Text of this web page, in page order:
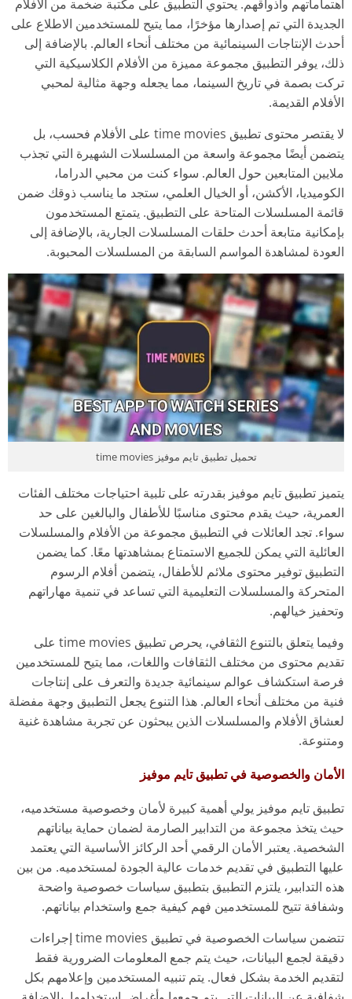
اهتماماتهم وأذواقهم. يحتوي التطبيق على مكتبة ضخمة من الأفلام
الجديدة التي تم إصدارها مؤخرًا، مما يتيح للمستخدمين الاطلاع على
أحدث الإنتاجات السينمائية من مختلف أنحاء العالم. بالإضافة إلى
ذلك، يوفر التطبيق مجموعة مميزة من الأفلام الكلاسيكية التي
تركت بصمة في تاريخ السينما، مما يجعله وجهة مثالية لمحبي
الأفلام القديمة.
لا يقتصر محتوى تطبيق time movies على الأفلام فحسب، بل
يتضمن أيضًا مجموعة واسعة من المسلسلات الشهيرة التي تجذب
ملايين المتابعين حول العالم. سواء كنت من محبي الدراما،
الكوميديا، الأكشن، أو الخيال العلمي، ستجد ما يناسب ذوقك ضمن
قائمة المسلسلات المتاحة على التطبيق. يتمتع المستخدمون
بإمكانية متابعة أحدث حلقات المسلسلات الجارية، بالإضافة إلى
العودة لمشاهدة المواسم السابقة من المسلسلات المحبوبة.
تحميل تطبيق تايم موفيز time movies
يتميز تطبيق تايم موفيز بقدرته على تلبية احتياجات مختلف الفئات
العمرية، حيث يقدم محتوى مناسبًا للأطفال والبالغين على حد
سواء. تجد العائلات في التطبيق مجموعة من الأفلام والمسلسلات
العائلية التي يمكن للجميع الاستمتاع بمشاهدتها معًا. كما يضمن
التطبيق توفير محتوى ملائم للأطفال، يتضمن أفلام الرسوم
المتحركة والمسلسلات التعليمية التي تساعد في تنمية مهاراتهم
وتحفيز خيالهم.
وفيما يتعلق بالتنوع الثقافي، يحرص تطبيق time movies على
تقديم محتوى من مختلف الثقافات واللغات، مما يتيح للمستخدمين
فرصة استكشاف عوالم سينمائية جديدة والتعرف على إنتاجات
فنية من مختلف أنحاء العالم. هذا التنوع يجعل التطبيق وجهة مفضلة
لعشاق الأفلام والمسلسلات الذين يبحثون عن تجربة مشاهدة غنية
ومتنوعة.
الأمان والخصوصية في تطبيق تايم موفيز
تطبيق تايم موفيز يولي أهمية كبيرة لأمان وخصوصية مستخدميه،
حيث يتخذ مجموعة من التدابير الصارمة لضمان حماية بياناتهم
الشخصية. يعتبر الأمان الرقمي أحد الركائز الأساسية التي يعتمد
عليها التطبيق في تقديم خدمات عالية الجودة لمستخدميه. من بين
هذه التدابير، يلتزم التطبيق بتطبيق سياسات خصوصية واضحة
وشفافة تتيح للمستخدمين فهم كيفية جمع واستخدام بياناتهم.
تتضمن سياسات الخصوصية في تطبيق time movies إجراءات
دقيقة لجمع البيانات، حيث يتم جمع المعلومات الضرورية فقط
لتقديم الخدمة بشكل فعال. يتم تنبيه المستخدمين وإعلامهم بكل